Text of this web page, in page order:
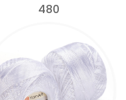
480